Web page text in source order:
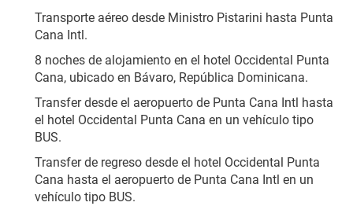
Transporte aéreo desde Ministro Pistarini hasta Punta
Cana Intl.
8 noches de alojamiento en el hotel Occidental Punta
Cana, ubicado en Bávaro, República Dominicana.
Transfer desde el aeropuerto de Punta Cana Intl hasta
el hotel Occidental Punta Cana en un vehículo tipo
BUS.
Transfer de regreso desde el hotel Occidental Punta
Cana hasta el aeropuerto de Punta Cana Intl en un
vehículo tipo BUS.